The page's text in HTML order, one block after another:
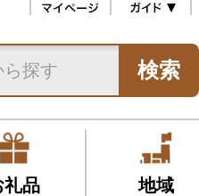
検索
礼品 地域